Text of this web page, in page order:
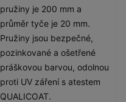
pružiny je 200 mm a
průměr tyče je 20 mm.
Pružiny jsou bezpečné,
pozinkované a ošetřené
práškovou barvou, odolnou
proti UV záření s atestem
QUALICOAT.